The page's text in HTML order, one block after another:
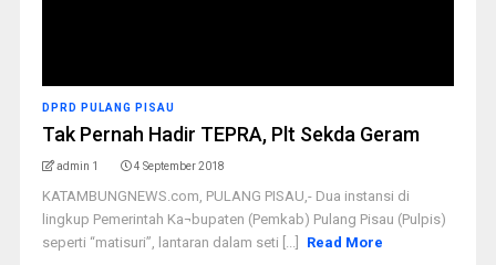
DPRD PULANG PISAU
Tak Pernah Hadir TEPRA, Plt Sekda Geram
admin 1 4 September 2018
KATAMBUNGNEWS.com, PULANG PISAU,- Dua instansi di
lingkup Pemerintah Ka¬bupaten (Pemkab) Pulang Pisau (Pulpis)
seperti “matisuri”, lantaran dalam seti [...]
Read More